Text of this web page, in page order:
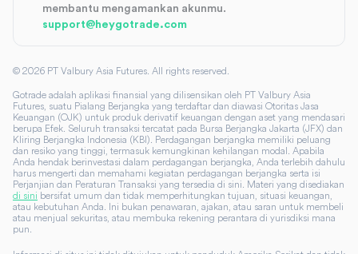
membantu mengamankan akunmu.
support@heygotrade.com
© 2026 PT Valbury Asia Futures. All rights reserved.
Gotrade adalah aplikasi finansial yang dilisensikan oleh PT Valbury Asia
Futures, suatu Pialang Berjangka yang terdaftar dan diawasi Otoritas Jasa
Keuangan (OJK) untuk produk derivatif keuangan dengan aset yang mendasari
berupa Efek. Seluruh transaksi tercatat pada Bursa Berjangka Jakarta (JFX) dan
Kliring Berjangka Indonesia (KBI). Perdagangan berjangka memiliki peluang
dan resiko yang tinggi, termasuk kemungkinan kehilangan modal. Apabila
Anda hendak berinvestasi dalam perdagangan berjangka, Anda terlebih dahulu
harus mengerti dan memahami kegiatan perdagangan berjangka serta isi
Perjanjian dan Peraturan Transaksi yang tersedia di sini. Materi yang disediakan
di sini bersifat umum dan tidak memperhitungkan tujuan, situasi keuangan,
atau kebutuhan Anda. Ini bukan penawaran, ajakan, atau saran untuk membeli
atau menjual sekuritas, atau membuka rekening perantara di yurisdiksi mana
pun.